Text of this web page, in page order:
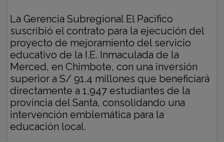
La Gerencia Subregional El Pacífico
suscribió el contrato para la ejecución del
proyecto de mejoramiento del servicio
educativo de la I.E. Inmaculada de la
Merced, en Chimbote, con una inversión
superior a S/ 91.4 millones que beneficiará
directamente a 1,947 estudiantes de la
provincia del Santa, consolidando una
intervención emblemática para la
educación local.